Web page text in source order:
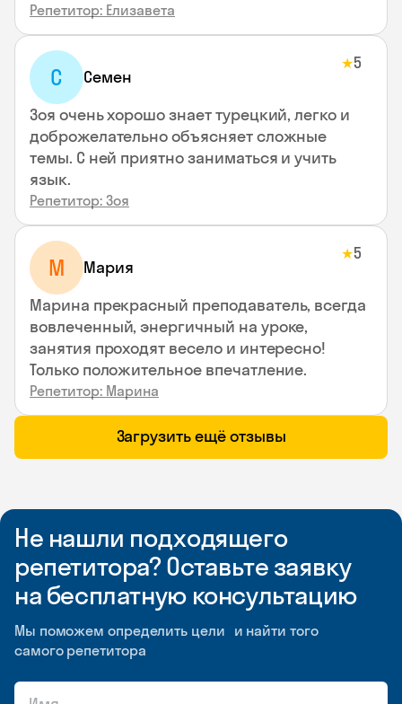
Репетитор: Елизавета
С Семен
★5
Зоя очень хорошо знает турецкий, легко и
доброжелательно объясняет сложные
темы. С ней приятно заниматься и учить
язык.
Репетитор: Зоя
М Мария
★5
Марина прекрасный преподаватель, всегда
вовлеченный, энергичный на уроке,
занятия проходят весело и интересно!
Только положительное впечатление.
Репетитор: Марина
Загрузить ещё отзывы
Не нашли подходящего
репетитора? Оставьте заявку
на бесплатную консультацию
Мы поможем определить цели и найти того
самого репетитора